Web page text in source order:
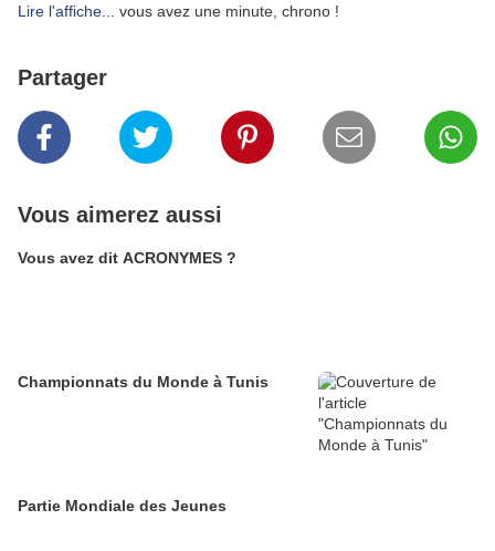
Lire l'affiche ... vous avez une minute, chrono !
Partager
Vous aimerez aussi
Vous avez dit ACRONYMES ?
Championnats du Monde à Tunis
Partie Mondiale des Jeunes